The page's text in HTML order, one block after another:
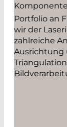
Portfolio an
wir der
zahlreiche
Ausrichtung